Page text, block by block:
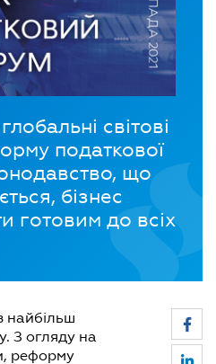
світові
податкової
що
бізнес
готовим до всіх
найбільш
З огляду на
реформу